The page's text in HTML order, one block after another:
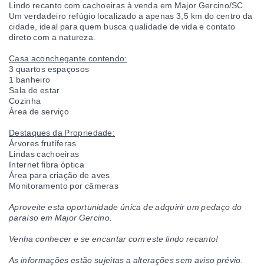
Lindo recanto com cachoeiras à venda em Major Gercino/SC.
Um verdadeiro refúgio localizado a apenas 3,5 km do centro da
cidade, ideal para quem busca qualidade de vida e contato
direto com a natureza.
Casa aconchegante contendo:
3 quartos espaçosos
1 banheiro
Sala de estar
Cozinha
Área de serviço
Destaques da Propriedade:
Árvores frutíferas
Lindas cachoeiras
Internet fibra óptica
Área para criação de aves
Monitoramento por câmeras
Aproveite esta oportunidade única de adquirir um pedaço do
paraíso em Major Gercino.
Venha conhecer e se encantar com este lindo recanto!
As informações estão sujeitas a alterações sem aviso prévio.